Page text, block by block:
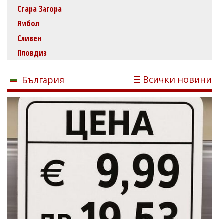
Стара Загора
Ямбол
Сливен
Пловдив
България Всички новини